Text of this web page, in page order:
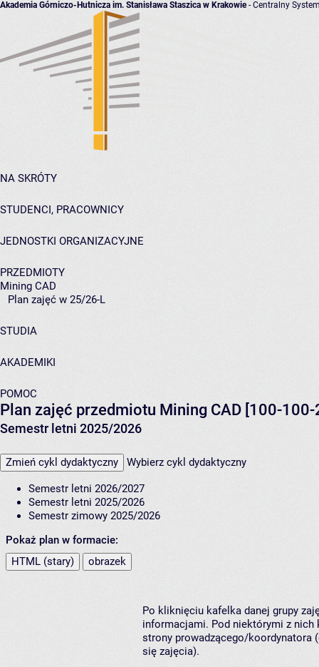
Akademia Górniczo-Hutnicza im. Stanisława Staszica w Krakowie- Centralny
NA SKRÓTY
STUDENCI, PRACOWNICY
JEDNOSTKI ORGANIZACYJNE
PRZEDMIOTY
Mining CAD
Plan zajęć w 25/26-L
STUDIA
AKADEMIKI
POMOC
Plan zajęć przedmiotu Mining CAD [100-
Semestr letni 2025/2026
Zmień cykl dydaktyczny Wybierz cykl dydaktyczny
Semestr letni 2026/2027
Semestr letni 2025/2026
Semestr zimowy 2025/2026
Pokaż plan w formacie:
HTML (stary)
obrazek
Po kliknięciu kafelka danej grupy
informacjami. Pod niektórymi z nich
strony prowadzącego/koordynatora
się zajęcia).